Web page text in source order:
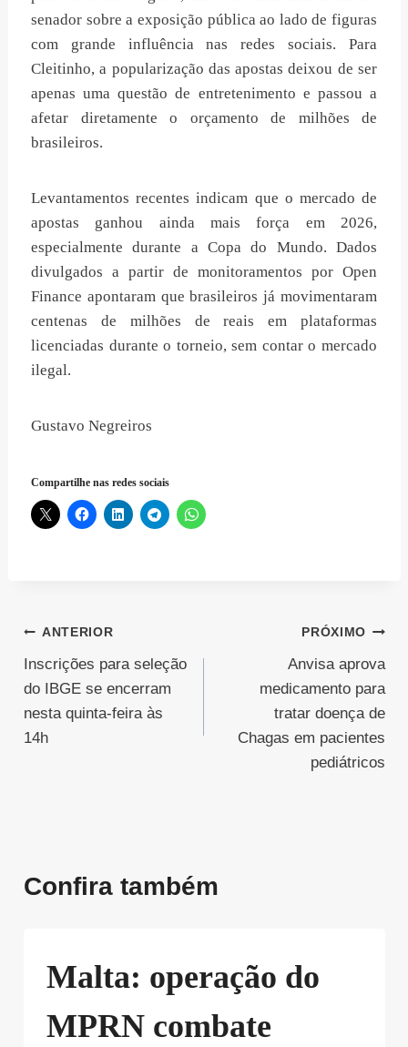
senador sobre a exposição pública ao lado de figuras
com grande influência nas redes sociais. Para
Cleitinho, a popularização das apostas deixou de ser
apenas uma questão de entretenimento e passou a
afetar diretamente o orçamento de milhões de
brasileiros.
Levantamentos recentes indicam que o mercado de
apostas ganhou ainda mais força em 2026,
especialmente durante a Copa do Mundo. Dados
divulgados a partir de monitoramentos por Open
Finance apontaram que brasileiros já movimentaram
centenas de milhões de reais em plataformas
licenciadas durante o torneio, sem contar o mercado
ilegal.
Gustavo Negreiros
Compartilhe nas redes sociais
Navegação
de
Post
ANTERIOR
Inscrições para seleção
do IBGE se encerram
nesta quinta-feira às
14h
PRÓXIMO
Anvisa aprova
medicamento para
tratar doença de
Chagas em pacientes
pediátricos
Confira também
Malta: operação do
MPRN combate